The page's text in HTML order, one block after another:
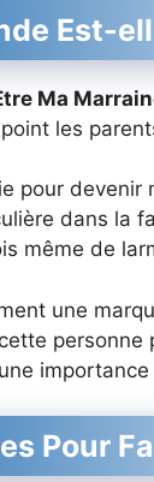
Est-
Ma
les
pour
dans la
même de
une
Pour